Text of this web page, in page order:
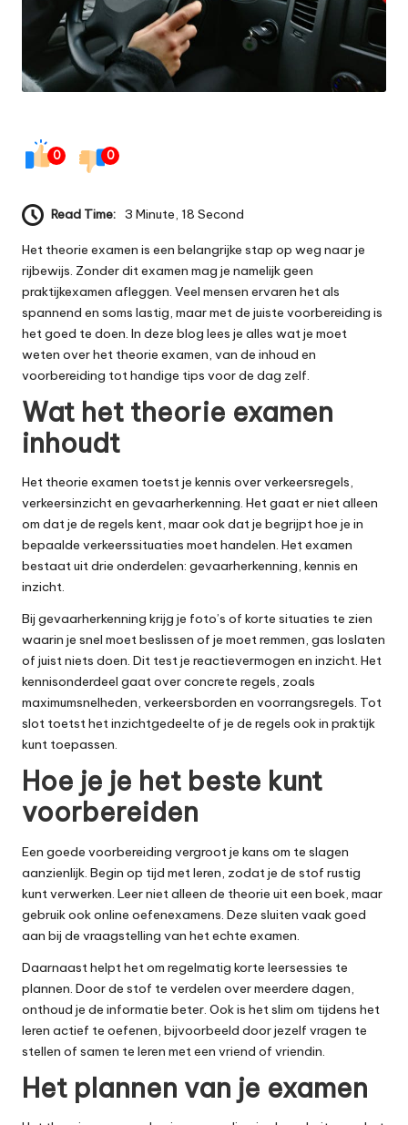
0 0
Read Time: 3 Minute, 18 Second
Het theorie examen is een belangrijke stap op weg naar je
rijbewijs. Zonder dit examen mag je namelijk geen
praktijkexamen afleggen. Veel mensen ervaren het als
spannend en soms lastig, maar met de juiste voorbereiding is
het goed te doen. In deze blog lees je alles wat je moet
weten over het theorie examen, van de inhoud en
voorbereiding tot handige tips voor de dag zelf.
Wat het theorie examen
inhoudt
Het theorie examen toetst je kennis over verkeersregels,
verkeersinzicht en gevaarherkenning. Het gaat er niet alleen
om dat je de regels kent, maar ook dat je begrijpt hoe je in
bepaalde verkeerssituaties moet handelen. Het examen
bestaat uit drie onderdelen: gevaarherkenning, kennis en
inzicht.
Bij gevaarherkenning krijg je foto’s of korte situaties te zien
waarin je snel moet beslissen of je moet remmen, gas loslaten
of juist niets doen. Dit test je reactievermogen en inzicht. Het
kennisonderdeel gaat over concrete regels, zoals
maximumsnelheden, verkeersborden en voorrangsregels. Tot
slot toetst het inzichtgedeelte of je de regels ook in praktijk
kunt toepassen.
Hoe je je het beste kunt
voorbereiden
Een goede voorbereiding vergroot je kans om te slagen
aanzienlijk. Begin op tijd met leren, zodat je de stof rustig
kunt verwerken. Leer niet alleen de theorie uit een boek, maar
gebruik ook online oefenexamens. Deze sluiten vaak goed
aan bij de vraagstelling van het echte examen.
Daarnaast helpt het om regelmatig korte leersessies te
plannen. Door de stof te verdelen over meerdere dagen,
onthoud je de informatie beter. Ook is het slim om tijdens het
leren actief te oefenen, bijvoorbeeld door jezelf vragen te
stellen of samen te leren met een vriend of vriendin.
Het plannen van je examen